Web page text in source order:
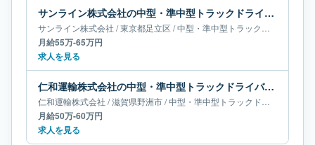
サンライン株式会社の中型・準中型トラックドライバー求人｜東京都足立区｜月給55万-65万円
サンライン株式会社 /東京都足立区 /中型・準中型トラックドライバー
月給55万-65万円
求人を見る
仁和運輸株式会社の中型・準中型トラックドライバー求人｜滋賀県野洲市｜月給50万-60万円
仁和運輸株式会社 /滋賀県野洲市/中型・準中型トラックドライバー
月給50万-60万円
求人を見る